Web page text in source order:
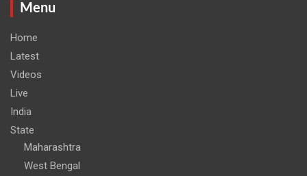
Menu
Home
Latest
Videos
Live
India
State
Maharashtra
West Bengal